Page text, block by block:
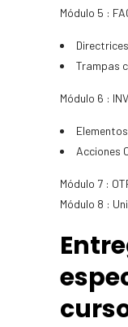
Módulo 5 :
Trampas
Módulo 6 :
Acciones
Módulo 7 :
Módulo 8 :